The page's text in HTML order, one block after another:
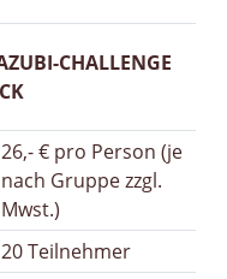
CHALLENGE
26,- € pro Person (je
nach Gruppe zzgl.
Mwst.)
20 Teilnehmer